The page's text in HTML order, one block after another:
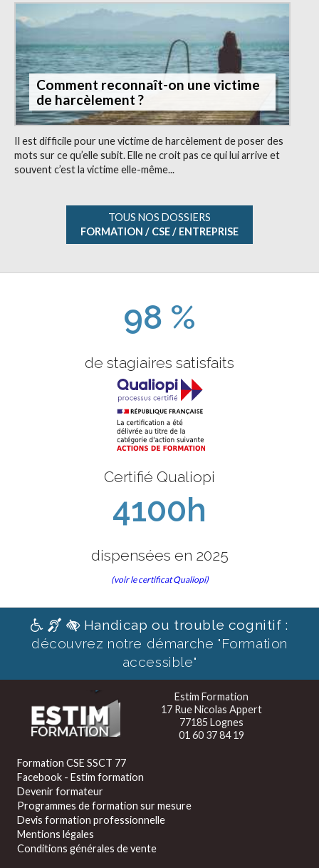
Comment reconnaît-on une victime
de harcèlement ?
Il est difficile pour une victime de harcèlement de poser des
mots sur ce qu’elle subit. Elle ne croit pas ce qui lui arrive et
souvent c’est la victime elle-même...
TOUS NOS DOSSIERS
FORMATION / CSE / ENTREPRISE
98 %
de stagiaires satisfaits
Certifié Qualiopi
4100h
dispensées en 2025
(voir le certificat Qualiopi)
Handicap ou trouble cognitif :
découvrez notre démarche "Formation
accessible"
Estim Formation
17 Rue Nicolas Appert
77185 Lognes
01 60 37 84 19
Formation CSE SSCT 77
Facebook - Estim formation
Devenir formateur
Programmes de formation sur mesure
Devis formation professionnelle
Mentions légales
Conditions générales de vente